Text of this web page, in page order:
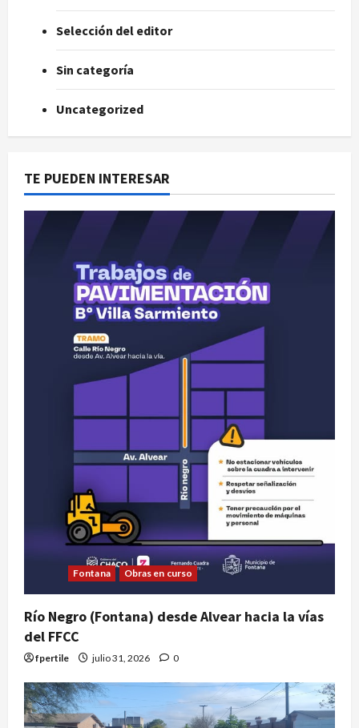
Selección del editor
Sin categoría
Uncategorized
TE PUEDEN INTERESAR
Fontana Obras en curso
Río Negro (Fontana) desde Alvear hacia la vías
del FFCC
fpertile julio 31, 2026 0